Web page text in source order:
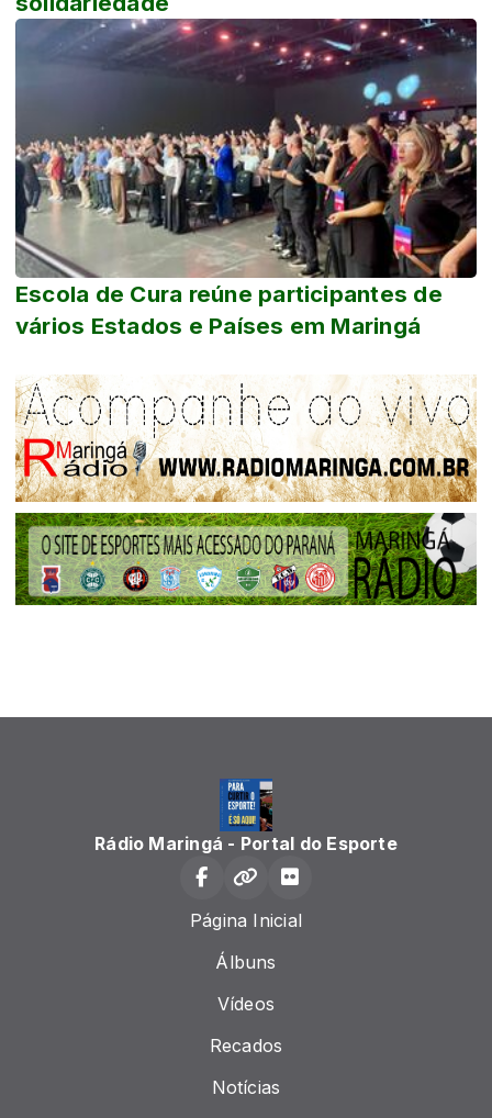
Escola de Cura reúne participantes de
vários Estados e Países em Maringá
Rádio Maringá - Portal do Esporte
Página Inicial
Álbuns
Vídeos
Recados
Notícias